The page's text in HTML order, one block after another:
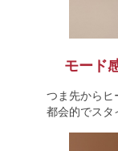
モード
つま先からヒ
都会的でスタ